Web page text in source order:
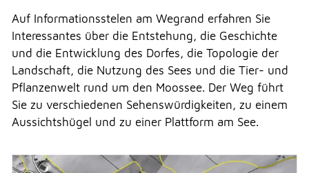
KONTAKT
DRUCKEN
Auf Informationsstelen am Wegrand erfahren Sie
Interessantes über die Entstehung, die Geschichte
und die Entwicklung des Dorfes, die Topologie der
Landschaft, die Nutzung des Sees und die Tier- und
Pflanzenwelt rund um den Moossee. Der Weg führt
Sie zu verschiedenen Sehenswürdigkeiten, zu einem
Aussichtshügel und zu einer Plattform am See.